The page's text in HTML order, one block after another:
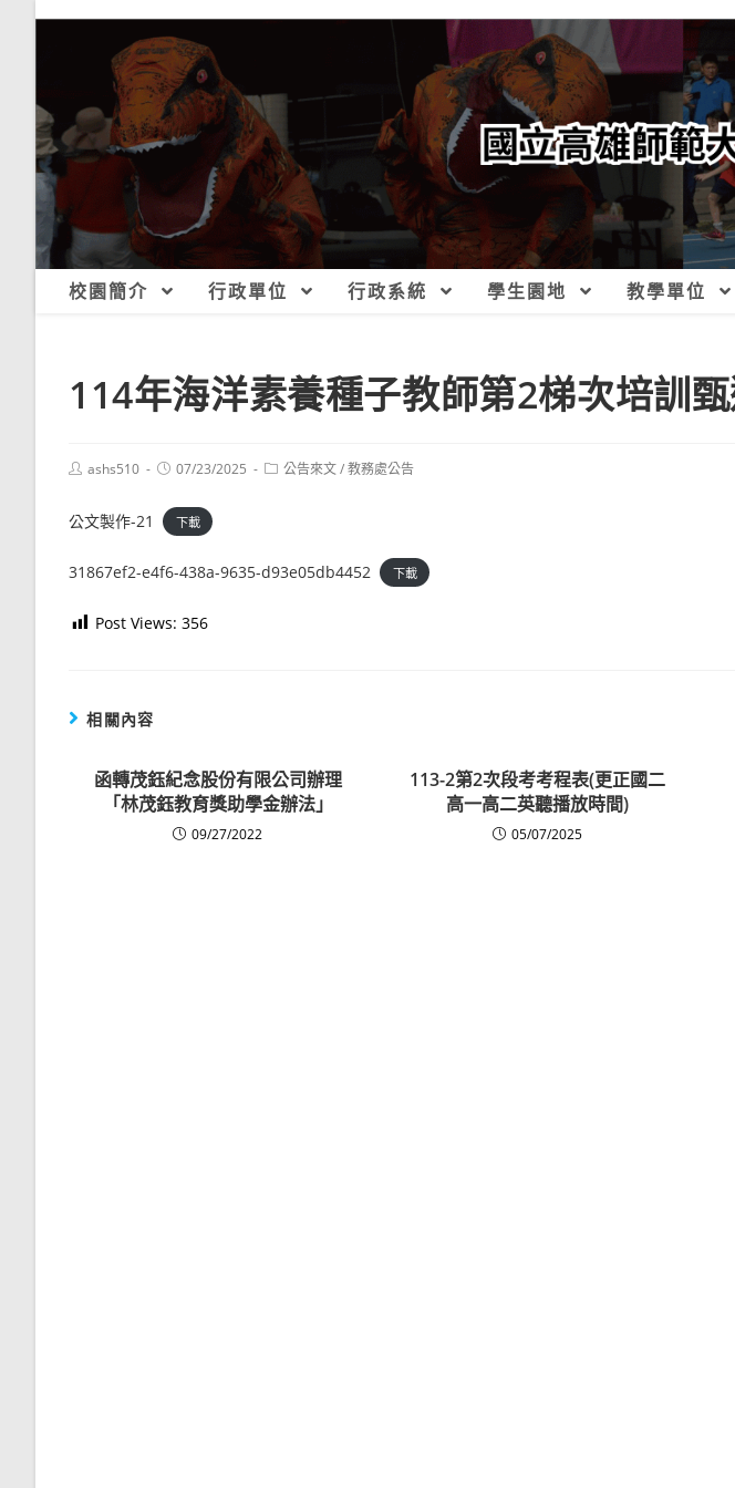
校園簡介 行政單位 行政系統 學生園地 教學單位
114年海洋素養種子教師第2梯次培訓
Postashs510
Post07/23/2025
Post公告來文/教務處公告
公文製作-21 下載
31867ef2-e4f6-438a-9635-d93e05db4452 下載
Post Views: 356
相關內容
函轉茂鈺紀念股份有限公司辦理
「林茂鈺教育獎助學金辦法」
09/27/2022
113-2第2次段考考程表(更正國二
高一高二英聽播放時間)
05/07/2025